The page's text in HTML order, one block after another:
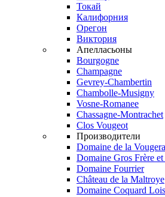
Токай
Калифорния
Орегон
Виктория
Апелласьоны
Bourgogne
Champagne
Gevrey-Chambertin
Chambolle-Musigny
Vosne-Romanee
Chassagne-Montrachet
Clos Vougeot
Производители
Domaine de la
Domaine Gros Frère
Domaine Fourrier
Château de la Maltroye
Domaine Coquard